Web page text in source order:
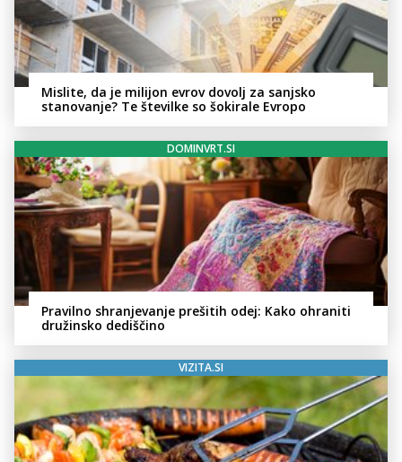
Mislite, da je milijon evrov dovolj za sanjsko
stanovanje? Te številke so šokirale Evropo
DOMINVRT.SI
Pravilno shranjevanje prešitih odej: Kako ohraniti
družinsko dediščino
VIZITA.SI